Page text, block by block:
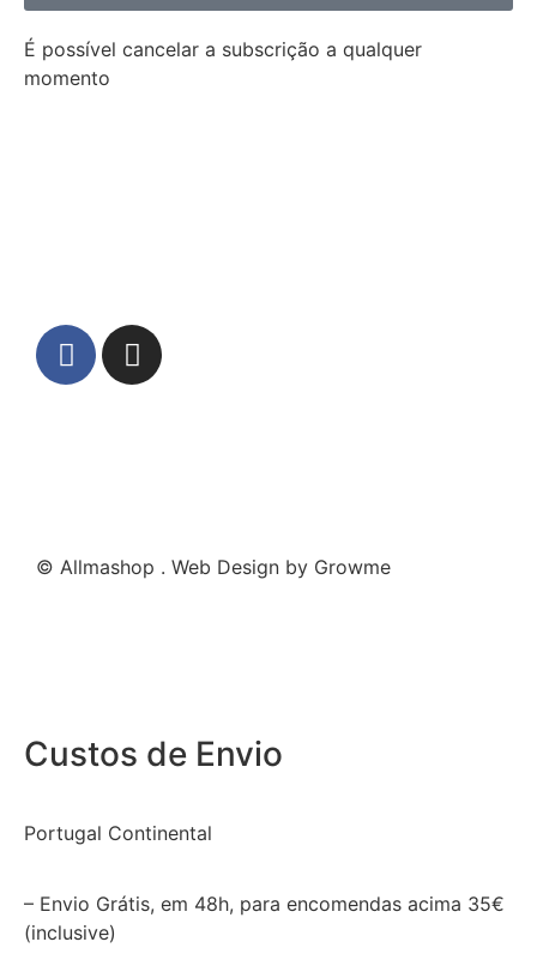
É possível cancelar a subscrição a qualquer
momento
© Allmashop . Web Design by Growme
Custos de Envio
Portugal Continental
– Envio Grátis, em 48h, para encomendas acima 35€
(inclusive)